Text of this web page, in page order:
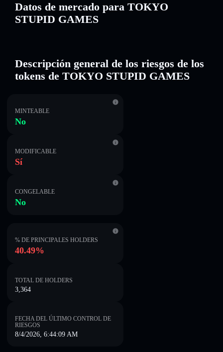
Datos de mercado para TOKYO
STUPID GAMES
Descripción general de los riesgos de los
tokens de TOKYO STUPID GAMES
MINTEABLE
No
MODIFICABLE
Sí
CONGELABLE
No
% DE PRINCIPALES HOLDERS
40.49%
TOTAL DE HOLDERS
3,364
FECHA DEL ÚLTIMO CONTROL DE
RIESGOS
8/4/2026, 6:44:09 AM